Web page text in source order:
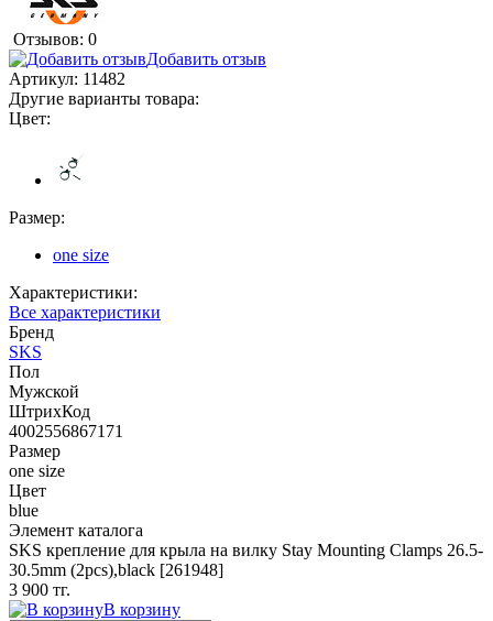
Отзывов: 0
Добавить отзыв
Артикул: 11482
Другие варианты товара:
Цвет:
Размер:
one size
Характеристики:
Все характеристики
Бренд
SKS
Пол
Мужской
ШтрихКод
4002556867171
Размер
one size
Цвет
blue
Элемент каталога
SKS крепление для крыла на вилку Stay Mounting Clamps 26.5-
30.5mm (2pcs),black [261948]
3 900 тг.
В корзину